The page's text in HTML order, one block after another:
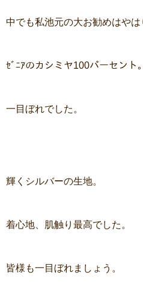
中でも私池元の大お勧めはやは
ｾﾞﾆｱのカシミヤ100パーセント。
一目ぼれでした。
輝くシルバーの生地。
着心地、肌触り最高でした。
皆様も一目ぼれましょう。